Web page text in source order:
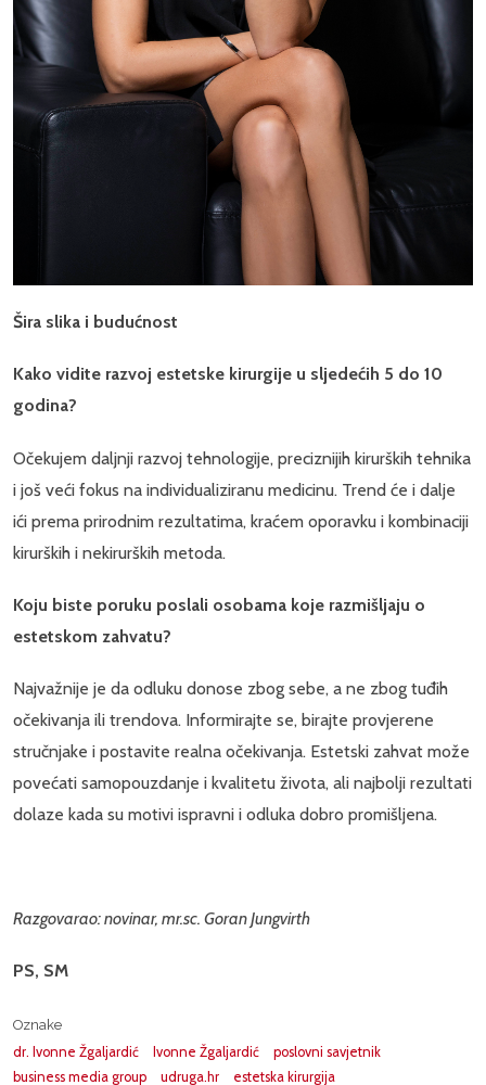
Šira slika i budućnost
Kako vidite razvoj estetske kirurgije u sljedećih 5 do 10
godina?
Očekujem daljnji razvoj tehnologije, preciznijih kirurških tehnika
i još veći fokus na individualiziranu medicinu. Trend će i dalje
ići prema prirodnim rezultatima, kraćem oporavku i kombinaciji
kirurških i nekirurških metoda.
Koju biste poruku poslali osobama koje razmišljaju o
estetskom zahvatu?
Najvažnije je da odluku donose zbog sebe, a ne zbog tuđih
očekivanja ili trendova. Informirajte se, birajte provjerene
stručnjake i postavite realna očekivanja. Estetski zahvat može
povećati samopouzdanje i kvalitetu života, ali najbolji rezultati
dolaze kada su motivi ispravni i odluka dobro promišljena.
Razgovarao: novinar, mr.sc. Goran Jungvirth
PS, SM
Oznake
dr. Ivonne Žgaljardić
Ivonne Žgaljardić
poslovni savjetnik
business media group
udruga.hr estetska kirurgija